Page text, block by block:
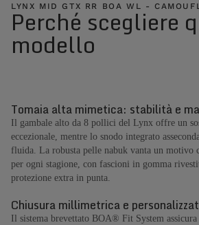
LYNX MID GTX RR BOA WL -
Perché scegliere
modello
Tomaia alta mimetica: stabilità e
Il gambale alto da 8 pollici del Lynx offre un
eccezionale, mentre lo snodo integrato
fluida. La robusta pelle nabuk vanta un motivo
per ogni stagione, con fascioni in gomma
protezione extra in punta.
Chiusura millimetrica e
Il sistema brevettato BOA® Fit System